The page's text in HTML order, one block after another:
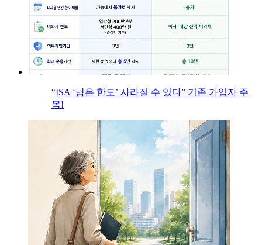
“ISA ‘남은 한도’ 사라질 수 있다” 기존 가입자 주
목!